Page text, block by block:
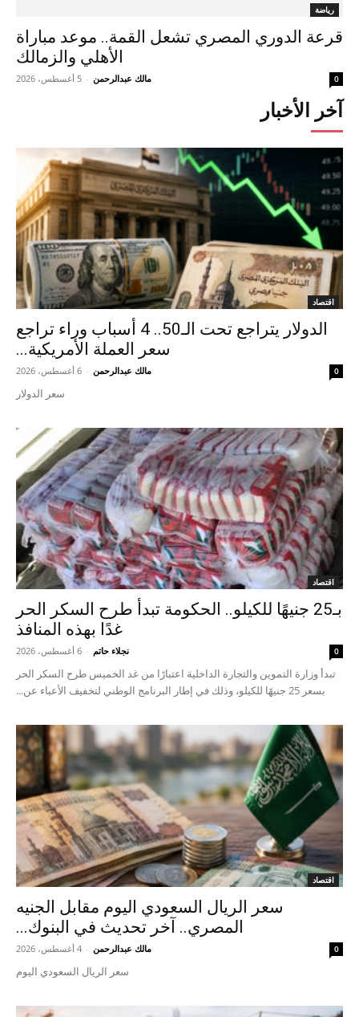
رياضة
قرعة الدوري المصري تشعل القمة.. موعد مباراة
الأهلي والزمالك
مالك عبدالرحمن - 5 أغسطس، 2026 0
آخر الأخبار
اقتصاد
الدولار يتراجع تحت الـ50.. 4 أسباب وراء تراجع
سعر العملة الأمريكية...
مالك عبدالرحمن - 6 أغسطس، 2026 0
سعر الدولار
اقتصاد
بـ25 جنيهًا للكيلو.. الحكومة تبدأ طرح السكر الحر
غدًا بهذه المنافذ
نجلاء حاتم - 6 أغسطس، 2026 0
تبدأ وزارة التموين والتجارة الداخلية اعتبارًا من غد الخميس طرح السكر الحر
بسعر 25 جنيهًا للكيلو، وذلك في إطار البرنامج الوطني لتخفيف الأعباء عن...
اقتصاد
سعر الريال السعودي اليوم مقابل الجنيه
المصري.. آخر تحديث في البنوك...
مالك عبدالرحمن - 4 أغسطس، 2026 0
سعر الريال السعودي اليوم